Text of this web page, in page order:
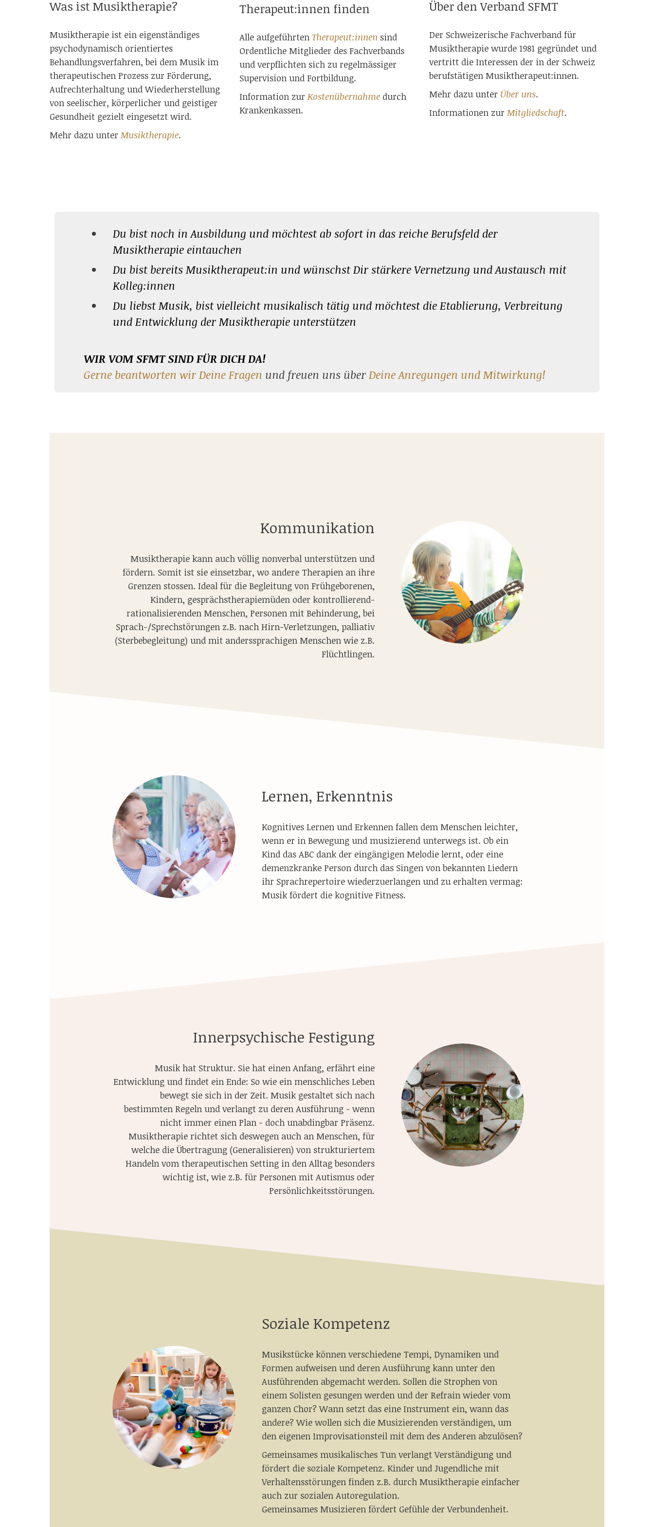
Was ist Musiktherapie?
Musiktherapie ist ein eigenständiges
psychodynamisch orientiertes
Behandlungsverfahren, bei dem Musik im
therapeutischen Prozess zur Förderung,
Aufrechterhaltung und Wiederherstellung
von seelischer, körperlicher und geistiger
Gesundheit gezielt eingesetzt wird.
Mehr dazu unter Musiktherapie.
Therapeut:innen finden
Alle aufgeführten Therapeut:innen sind
Ordentliche Mitglieder des Fachverbands
und verpflichten sich zu regelmässiger
Supervision und Fortbildung.
Information zur Kostenübernahme durch
Krankenkassen.
Über den Verband SFMT
Der Schweizerische Fachverband für
Musiktherapie wurde 1981 gegründet und
vertritt die Interessen der in der Schweiz
berufstätigen Musiktherapeut:innen.
Mehr dazu unter Über uns.
Informationen zur Mitgliedschaft.
Du bist noch in Ausbildung und möchtest ab sofort in das reiche Berufsfeld der
Musiktherapie eintauchen
Du bist bereits Musiktherapeut:in und wünschst Dir stärkere Vernetzung und Austausch mit
Kolleg:innen
Du liebst Musik, bist vielleicht musikalisch tätig und möchtest die Etablierung, Verbreitung
und Entwicklung der Musiktherapie unterstützen
WIR VOM SFMT SIND FÜR DICH DA!
Gerne beantworten wir Deine Fragen und freuen uns über Deine Anregungen und Mitwirkung!
Kommunikation
Musiktherapie kann auch völlig nonverbal unterstützen und
fördern. Somit ist sie einsetzbar, wo andere Therapien an ihre
Grenzen stossen. Ideal für die Begleitung von Frühgeborenen,
Kindern, gesprächstherapiemüden oder kontrollierend-
rationalisierenden Menschen, Personen mit Behinderung, bei
Sprach-/Sprechstörungen z.B. nach Hirn-Verletzungen, palliativ
(Sterbebegleitung) und mit anderssprachigen Menschen wie z.B.
Flüchtlingen.
Lernen, Erkenntnis
Kognitives Lernen und Erkennen fallen dem Menschen leichter,
wenn er in Bewegung und musizierend unterwegs ist. Ob ein
Kind das ABC dank der eingängigen Melodie lernt, oder eine
demenzkranke Person durch das Singen von bekannten Liedern
ihr Sprachrepertoire wiederzuerlangen und zu erhalten vermag:
Musik fördert die kognitive Fitness.
Innerpsychische Festigung
Musik hat Struktur. Sie hat einen Anfang, erfährt eine
Entwicklung und findet ein Ende: So wie ein menschliches Leben
bewegt sie sich in der Zeit. Musik gestaltet sich nach
bestimmten Regeln und verlangt zu deren Ausführung - wenn
nicht immer einen Plan - doch unabdingbar Präsenz.
Musiktherapie richtet sich deswegen auch an Menschen, für
welche die Übertragung (Generalisieren) von strukturiertem
Handeln vom therapeutischen Setting in den Alltag besonders
wichtig ist, wie z.B. für Personen mit Autismus oder
Persönlichkeitsstörungen.
Soziale Kompetenz
Musikstücke können verschiedene Tempi, Dynamiken und
Formen aufweisen und deren Ausführung kann unter den
Ausführenden abgemacht werden. Sollen die Strophen von
einem Solisten gesungen werden und der Refrain wieder vom
ganzen Chor? Wann setzt das eine Instrument ein, wann das
andere? Wie wollen sich die Musizierenden verständigen, um
den eigenen Improvisationsteil mit dem des Anderen abzulösen?
Gemeinsames musikalisches Tun verlangt Verständigung und
fördert die soziale Kompetenz. Kinder und Jugendliche mit
Verhaltensstörungen finden z.B. durch Musiktherapie einfacher
auch zur sozialen Autoregulation.
Gemeinsames Musizieren fördert Gefühle der Verbundenheit.